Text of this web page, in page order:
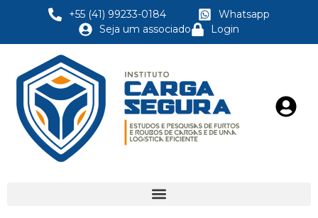
+55 (41) 99233-0184
Whatsapp
Seja um associado
Login